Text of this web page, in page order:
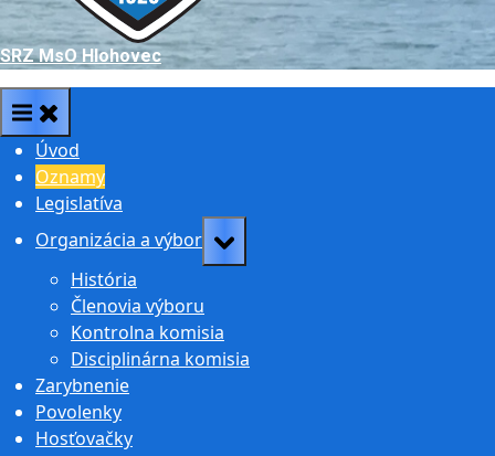
SRZ MsO Hlohovec
Úvod
Oznamy
Legislatíva
Organizácia a výbor Toggle
sub-
História
Členovia výboru
Kontrolna komisia
Disciplinárna komisia
Zarybnenie
Povolenky
Hosťovačky